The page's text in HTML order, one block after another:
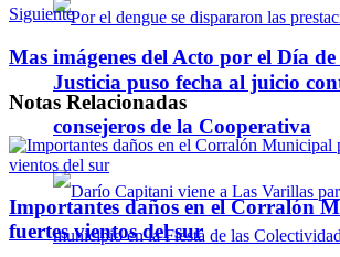
Justicia puso fecha al juicio
consejeros de la Cooperativa
Siguiente
Mas imágenes del Acto por el Día
Notas Relacionadas
Importantes daños en el Corralón
fuertes vientos del sur